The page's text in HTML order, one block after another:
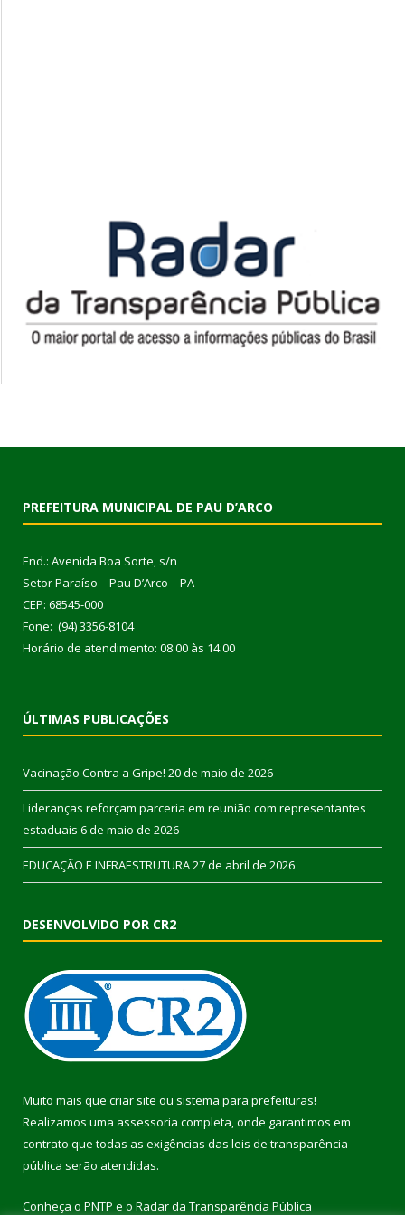
PREFEITURA MUNICIPAL DE PAU D’ARCO
End.: Avenida Boa Sorte, s/n
Setor Paraíso – Pau D’Arco – PA
CEP: 68545-000
Fone: (94) 3356-8104
Horário de atendimento: 08:00 às 14:00
ÚLTIMAS PUBLICAÇÕES
Vacinação Contra a Gripe! 20 de maio de 2026
Lideranças reforçam parceria em reunião com representantes
estaduais 6 de maio de 2026
EDUCAÇÃO E INFRAESTRUTURA27 de abril de 2026
DESENVOLVIDO POR CR2
Muito mais que criar site ou sistema para prefeituras!
Realizamos uma assessoria completa, onde garantimos em
contrato que todas as exigências das leis de transparência
pública serão atendidas.
Conheça o PNTP e o Radar da Transparência Pública